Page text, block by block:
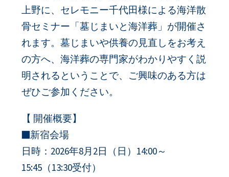
上野に、セレモニー千代田様による海洋散
骨セミナー「墓じまいと海洋葬」が開催さ
れます。墓じまいや供養の見直しをお考え
の方へ、海洋葬の専門家がわかりやすく説
明されるということで、ご興味のある方は
ぜひご参加ください。
【 開催概要】
■新宿会場
日時：2026年8月2日（日）14:00～
15:45（13:30受付）